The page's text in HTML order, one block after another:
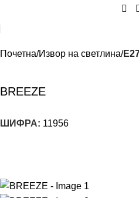
Почетна Извор на светлина
BREEZE
ШИФРА: 11956